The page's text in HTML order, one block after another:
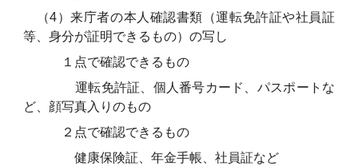
（4）来庁者の本人確認書類（運転免許証や社員証
等、身分が証明できるもの）の写し
１点で確認できるもの
運転免許証、個人番号カード、パスポートな
ど、顔写真入りのもの
２点で確認できるもの
健康保険証、年金手帳、社員証など